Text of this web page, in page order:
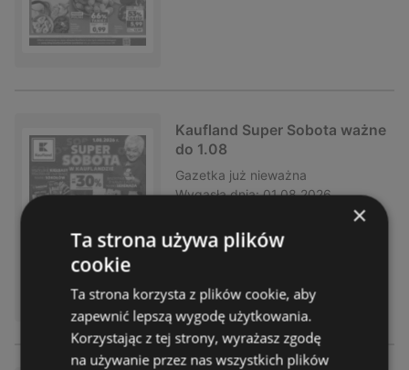
Kaufland Super Sobota ważne
do 1.08
Gazetka już nieważna
Wygasła dnia: 01.08.2026
×
Ta strona używa plików
cookie
Ta strona korzysta z plików cookie, aby
zapewnić lepszą wygodę użytkowania.
Korzystając z tej strony, wyrażasz zgodę
na używanie przez nas wszystkich plików